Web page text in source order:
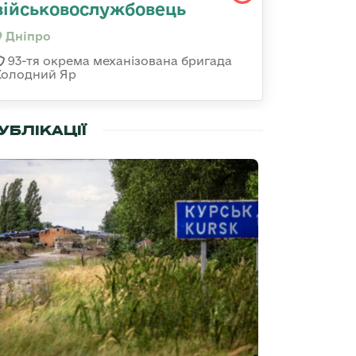
Дніпро
93-тя окрема механізована бригада
Яр